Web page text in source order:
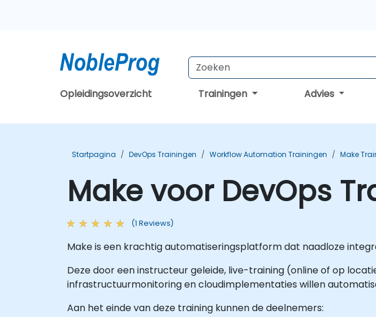
Opleidingsoverzicht Trainingen Advies
Startpagina DevOps Trainingen Workflow Automation Trainingen Make
Make voor DevOps
(1 Reviews)
Make is een krachtig automatiseringsplatform dat naadloze
Deze door een instructeur geleide, live-training (online of op
infrastructuurmonitoring en cloudimplementaties willen
Aan het einde van deze training kunnen de deelnemers: